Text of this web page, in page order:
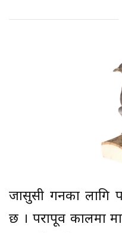
जासुसी गर्नका लागि
छ । परापूर्व कालमा